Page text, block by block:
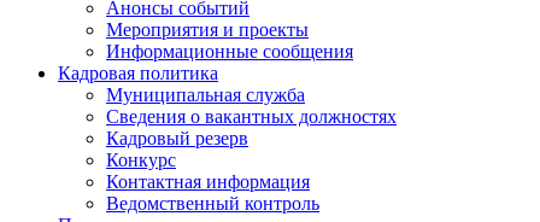
Анонсы событий
Мероприятия и проекты
Информационные сообщения
Кадровая политика
Муниципальная служба
Сведения о вакантных должностях
Кадровый резерв
Конкурс
Контактная информация
Ведомственный контроль